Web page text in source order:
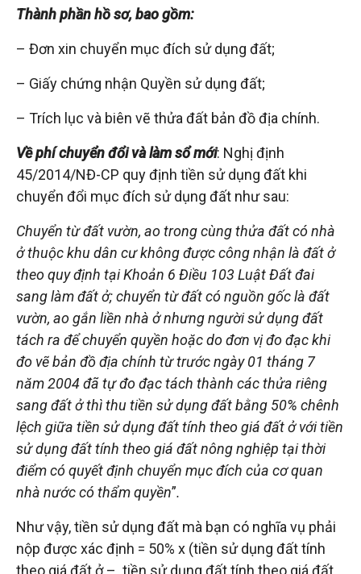
Thành phần hồ sơ, bao gồm:
– Đơn xin chuyển mục đích sử dụng đất;
– Giấy chứng nhận Quyền sử dụng đất;
– Trích lục và biên vẽ thửa đất bản đồ địa chính.
Về phí chuyển đổi và làm sổ mới: Nghị định
45/2014/NĐ-CP quy định tiền sử dụng đất khi
chuyển đổi mục đích sử dụng đất như sau:
Chuyển từ đất vườn, ao trong cùng thửa đất có nhà
ở thuộc khu dân cư không được công nhận là đất ở
theo quy định tại Khoản 6 Điều 103 Luật Đất đai
sang làm đất ở; chuyển từ đất có nguồn gốc là đất
vườn, ao gắn liền nhà ở nhưng người sử dụng đất
tách ra để chuyển quyền hoặc do đơn vị đo đạc khi
đo vẽ bản đồ địa chính từ trước ngày 01 tháng 7
năm 2004 đã tự đo đạc tách thành các thửa riêng
sang đất ở thì thu tiền sử dụng đất bằng 50% chênh
lệch giữa tiền sử dụng đất tính theo giá đất ở với tiền
sử dụng đất tính theo giá đất nông nghiệp tại thời
điểm có quyết định chuyển mục đích của cơ quan
nhà nước có thẩm quyền”.
Như vậy, tiền sử dụng đất mà bạn có nghĩa vụ phải
nộp được xác định = 50% x (tiền sử dụng đất tính
theo giá đất ở – tiền sử dụng đất tính theo giá đất